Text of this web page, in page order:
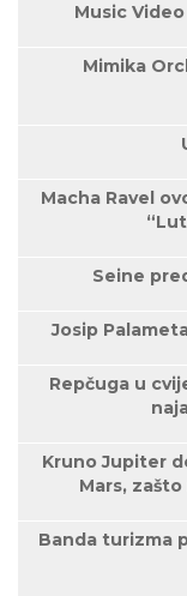
Music
Mimika
Macha Ravel
Seine
Josip
Repčuga u
Kruno Jupiter
Mars,
Banda turizma